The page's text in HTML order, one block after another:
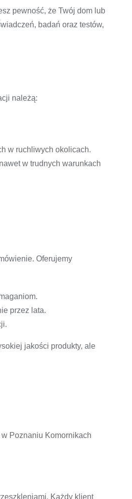
pewność, że Twój dom lub
badań oraz testów,
należą:
w ruchliwych okolicach.
w trudnych warunkach
Oferujemy
przez lata.
jakości produkty, ale
Poznaniu Komornikach
Każdy klient